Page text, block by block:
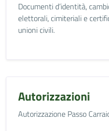
Documenti d’identità,
elettorali, cimiteriali e
unioni civili.
Autorizzazioni
Autorizzazione Passo